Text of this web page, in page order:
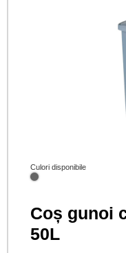
Culori disponibile
Coș gunoi
50L